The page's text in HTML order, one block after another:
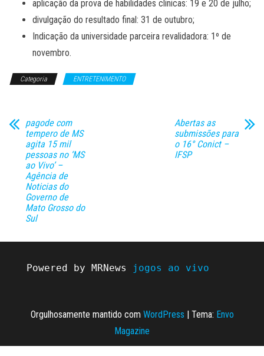
aplicação da prova de habilidades clinicas: 19 e 20 de julho;
divulgação do resultado final: 31 de outubro;
Indicação da universidade parceira revalidadora: 1º de
novembro.
Categoria ENTRETENIMENTO
pagode com
tempero de MS
agita 15 mil
pessoas no ‘MS
ao Vivo’ –
Agência de
Noticias do
Governo de
Mato Grosso do
Sul
Abertas as
submissões para
o 16° Conict –
IFSP
Powered by MRNews jogos ao vivo
Orgulhosamente mantido com WordPress Tema: Envo
Magazine